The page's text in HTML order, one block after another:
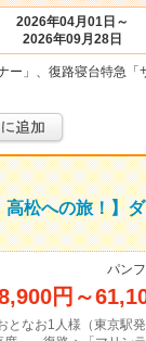
2026年04月01日～
2026年09月28日
ー」、復路寝台特急「
高松への旅！
パン
円 ～
となお1人様（東京駅